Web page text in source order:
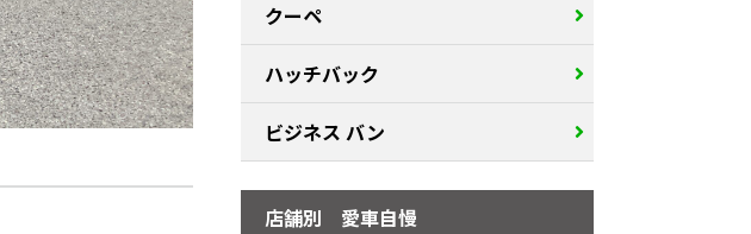
クーペ
ハッチバック
ビジネス バン
店舗別 愛車自慢